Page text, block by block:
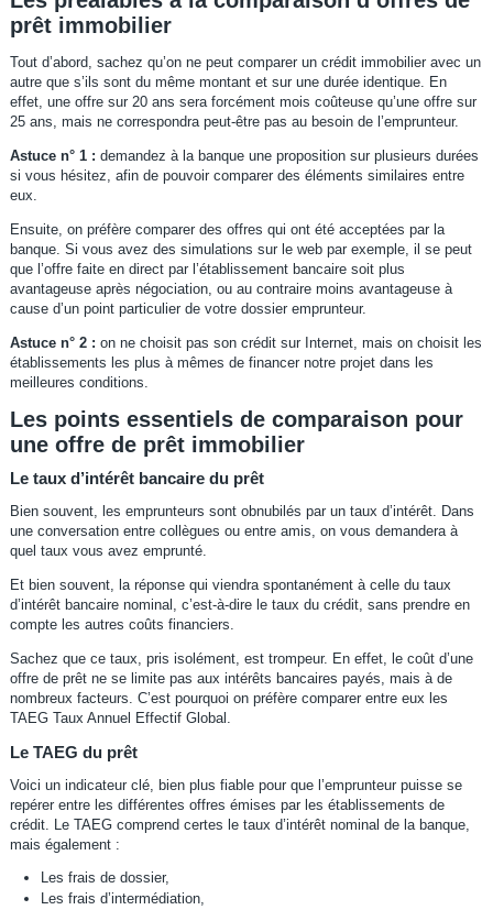
prêt immobilier
Tout d’abord, sachez qu’on ne peut comparer un crédit immobilier avec un
autre que s’ils sont du même montant et sur une durée identique. En
effet, une offre sur 20 ans sera forcément mois coûteuse qu’une offre sur
25 ans, mais ne correspondra peut-être pas au besoin de l’emprunteur.
Astuce n° 1 : demandez à la banque une proposition sur plusieurs durées
si vous hésitez, afin de pouvoir comparer des éléments similaires entre
eux.
Ensuite, on préfère comparer des offres qui ont été acceptées par la
banque. Si vous avez des simulations sur le web par exemple, il se peut
que l’offre faite en direct par l’établissement bancaire soit plus
avantageuse après négociation, ou au contraire moins avantageuse à
cause d’un point particulier de votre dossier emprunteur.
Astuce n° 2 : on ne choisit pas son crédit sur Internet, mais on choisit les
établissements les plus à mêmes de financer notre projet dans les
meilleures conditions.
Les points essentiels de comparaison pour
une offre de prêt immobilier
Le taux d’intérêt bancaire du prêt
Bien souvent, les emprunteurs sont obnubilés par un taux d’intérêt. Dans
une conversation entre collègues ou entre amis, on vous demandera à
quel taux vous avez emprunté.
Et bien souvent, la réponse qui viendra spontanément à celle du taux
d’intérêt bancaire nominal, c’est-à-dire le taux du crédit, sans prendre en
compte les autres coûts financiers.
Sachez que ce taux, pris isolément, est trompeur. En effet, le coût d’une
offre de prêt ne se limite pas aux intérêts bancaires payés, mais à de
nombreux facteurs. C’est pourquoi on préfère comparer entre eux les
TAEG Taux Annuel Effectif Global.
Le TAEG du prêt
Voici un indicateur clé, bien plus fiable pour que l’emprunteur puisse se
repérer entre les différentes offres émises par les établissements de
crédit. Le TAEG comprend certes le taux d’intérêt nominal de la banque,
mais également :
Les frais de dossier,
Les frais d’intermédiation,